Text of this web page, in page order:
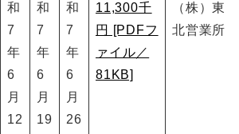
和
7
年
6
月
12
和
7
年
6
月
19
和
7
年
6
月
26
11,300千
円 [PDFフ
ァイル／
81KB]
（株）東
北営業所